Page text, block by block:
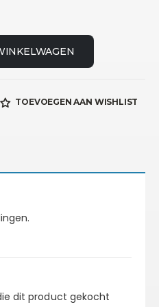
TOEVOEGEN AAN WISHLIST
dit product gekocht